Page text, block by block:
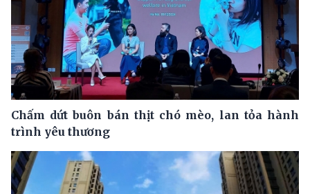
Chấm dứt buôn bán thịt chó mèo, lan tỏa hành
trình yêu thương